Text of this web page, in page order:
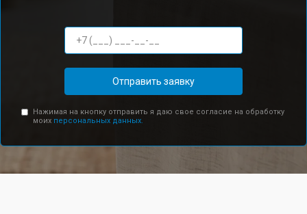
Отправить заявку
Нажимая на кнопку отправить я даю свое согласие на обработку
моих персональных данных.